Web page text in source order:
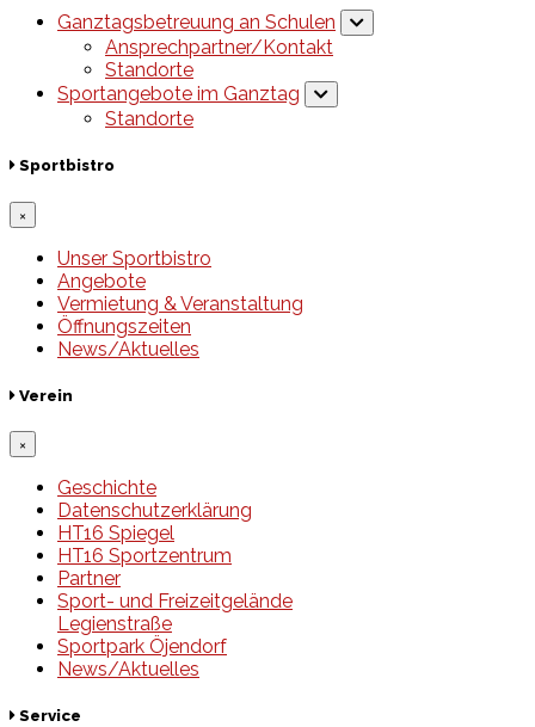
Ganztagsbetreuung an Schulen
Ansprechpartner/Kontakt
Standorte
Sportangebote im Ganztag
Standorte
Sportbistro
×
Unser Sportbistro
Angebote
Vermietung & Veranstaltung
Öffnungszeiten
News/Aktuelles
Verein
×
Geschichte
Datenschutzerklärung
HT16 Spiegel
HT16 Sportzentrum
Partner
Sport- und Freizeitgelände
Legienstraße
Sportpark Öjendorf
News/Aktuelles
Service